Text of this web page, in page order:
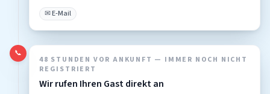
✉ E-Mail
📞
48 STUNDEN VOR ANKUNFT — IMMER NOCH NICHT
REGISTRIERT
Wir rufen Ihren Gast direkt an